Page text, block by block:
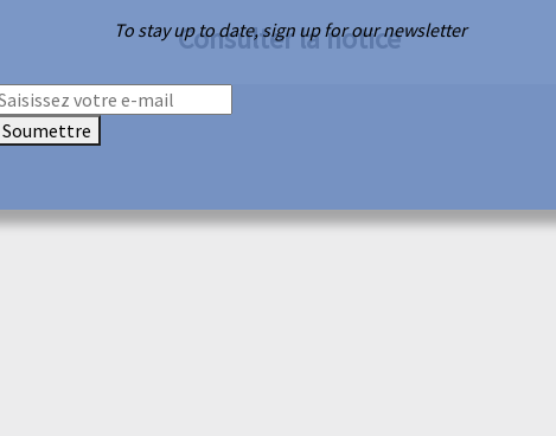
Consulter la notice
To stay up to date, sign up for our newsletter
Soumettre